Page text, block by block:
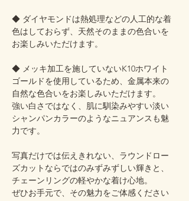
◆ ダイヤモンドは熱処理などの人工的な着
色はしておらず、天然そのままの色合いを
お楽しみいただけます。
◆ メッキ加工を施していないK10ホワイト
ゴールドを使用しているため、金属本来の
自然な色合いをお楽しみいただけます。
強い白さではなく、肌に馴染みやすい淡い
シャンパンカラーのようなニュアンスも魅
力です。
写真だけでは伝えきれない、ラウンドロー
ズカットならではのみずみずしい輝きと、
チェーンリングの軽やかな着け心地。
ぜひお手元で、その魅力をご体感ください